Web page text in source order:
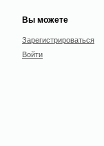
Вы можете
Зарегистрироваться
Войти